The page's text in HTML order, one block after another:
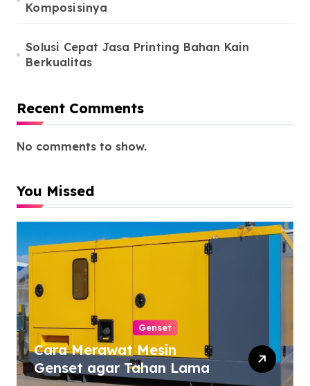
Komposisinya
Solusi Cepat Jasa Printing Bahan Kain
Berkualitas
Recent Comments
No comments to show.
You Missed
Genset
Cara Merawat Mesin
Genset agar Tahan Lama